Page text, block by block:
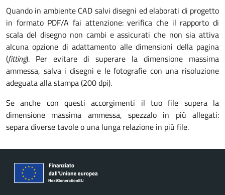
Quando in ambiente CAD salvi disegni ed elaborati di progetto
in formato PDF/A fai attenzione: verifica che il rapporto di
scala del disegno non cambi e assicurati che non sia attiva
alcuna opzione di adattamento alle dimensioni della pagina
(fitting). Per evitare di superare la dimensione massima
ammessa, salva i disegni e le fotografie con una risoluzione
adeguata alla stampa (200 dpi).
Se anche con questi accorgimenti il tuo file supera la
dimensione massima ammessa, spezzalo in più allegati:
separa diverse tavole o una lunga relazione in più file.